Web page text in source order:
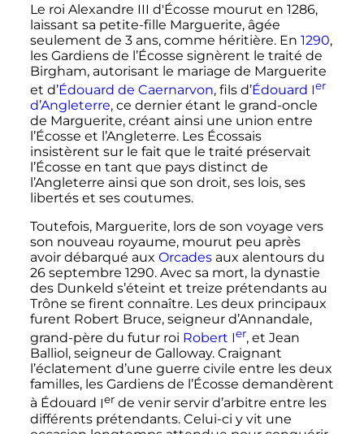
Le roi Alexandre III d'Écosse mourut en 1286,
laissant sa petite-fille Marguerite, âgée
seulement de 3 ans, comme héritière. En 1290,
les Gardiens de l’Écosse signèrent le traité de
Birgham, autorisant le mariage de Marguerite
et d’Édouard de Caernarvon, fils d’Édouard Ier
d’Angleterre, ce dernier étant le grand-oncle
de Marguerite, créant ainsi une union entre
l’Écosse et l’Angleterre. Les Écossais
insistèrent sur le fait que le traité préservait
l’Écosse en tant que pays distinct de
l’Angleterre ainsi que son droit, ses lois, ses
libertés et ses coutumes.
Toutefois, Marguerite, lors de son voyage vers
son nouveau royaume, mourut peu après
avoir débarqué aux Orcadesaux alentours du
26 septembre 1290. Avec sa mort, la dynastie
des Dunkeld s’éteint et treize prétendants au
Trône se firent connaître. Les deux principaux
furent Robert Bruce, seigneur d’Annandale,
grand-père du futur roi Robert Ier, et Jean
Balliol, seigneur de Galloway. Craignant
l’éclatement d’une guerre civile entre les deux
familles, les Gardiens de l’Écosse demandèrent
à Édouard Ierde venir servir d’arbitre entre les
différents prétendants. Celui-ci y vit une